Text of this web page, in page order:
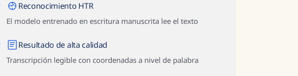
Reconocimiento HTR
El modelo entrenado en escritura manuscrita lee el texto
Resultado de alta calidad
Transcripción legible con coordenadas a nivel de palabra